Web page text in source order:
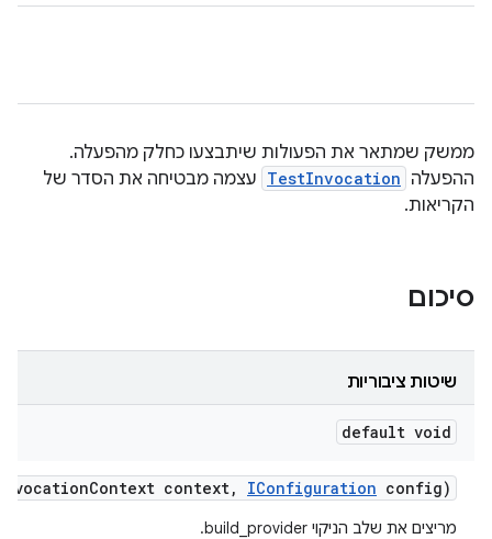
ממשק שמתאר את הפעולות שיתבצעו כחלק מהפעלה.
ההפעלה TestInvocation עצמה מבטיחה את הסדר של
הקריאות.
סיכום
שיטות ציבוריות
default void
Context context, IConfiguration config)
מריצים את שלב הניקוי build_provider.